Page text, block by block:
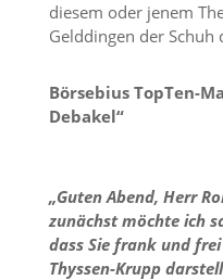
diesem oder jenem
Gelddingen der Schuh
Börsebius TopTen-
Debakel“
„Guten Abend, Herr
zunächst möchte ich
dass Sie frank und
Thyssen-Krupp